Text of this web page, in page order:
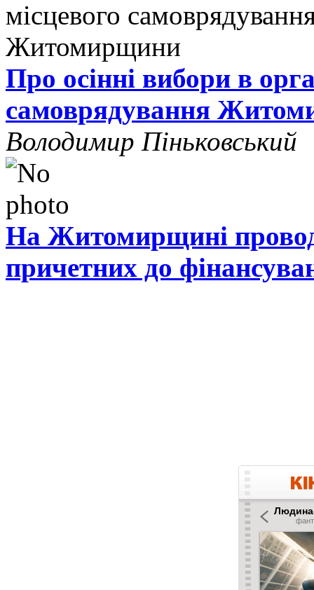
Про осінні вибори в
самоврядування
Володимир Піньковський
На Житомирщині
причетних до